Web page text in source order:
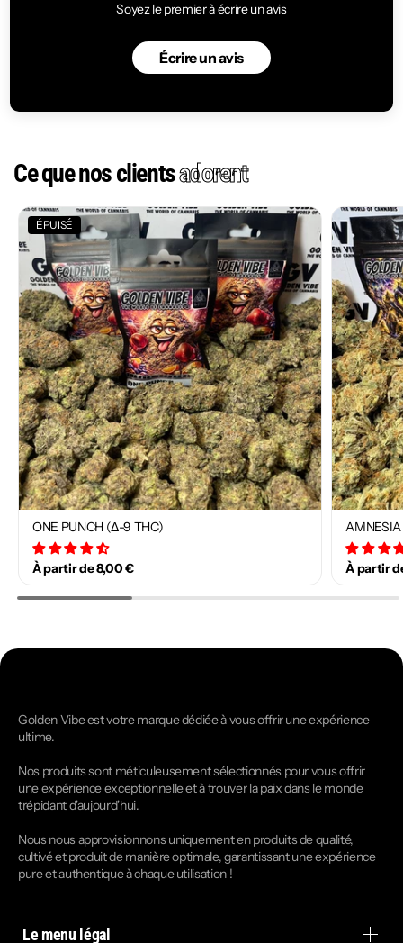
Soyez le premier à écrire un avis
Écrire un avis
Ce que nos clientsadorent
ÉPUISÉ
ONE PUNCH (Δ-9 THC)
À partir de 8,00 € À partir
Golden Vibe est votre marque dédiée à vous offrir une expérience
ultime.
Nos produits sont méticuleusement sélectionnés pour vous offrir
une expérience exceptionnelle et à trouver la paix dans le monde
trépidant d'aujourd'hui.
Nous nous approvisionnons uniquement en produits de qualité,
cultivé et produit de manière optimale, garantissant une expérience
pure et authentique à chaque utilisation !
Le menu légal